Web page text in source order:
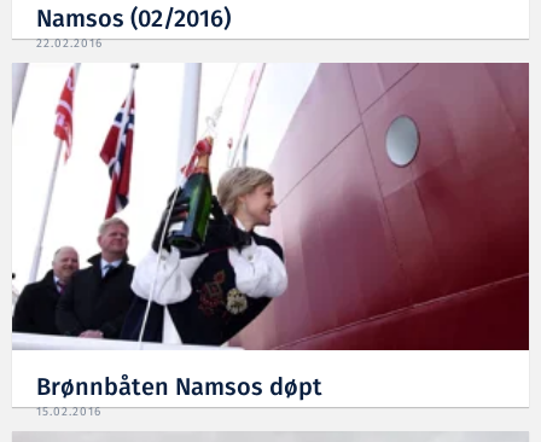
Namsos (02/2016)
22.02.2016
Brønnbåten Namsos døpt
15.02.2016